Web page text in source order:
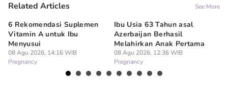
Related Articles See More
6 Rekomendasi Suplemen
Vitamin A untuk Ibu
Menyusui
08 Agu 2026, 14:16 WIB
Pregnancy
Ibu Usia 63 Tahun asal
Azerbaijan Berhasil
Melahirkan Anak Pertama
08 Agu 2026, 12:36 WIB
Pregnancy